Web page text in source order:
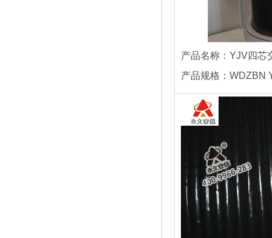
产品名称：YJV四芯
产品规格：WDZBN